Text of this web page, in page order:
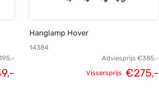
Hanglamp Hover
14384
Adviesprijs €385,-
Vissersprijs €275,-